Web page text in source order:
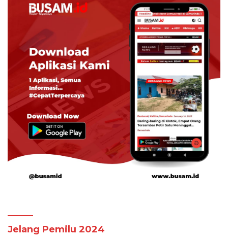
Jelang Pemilu 2024